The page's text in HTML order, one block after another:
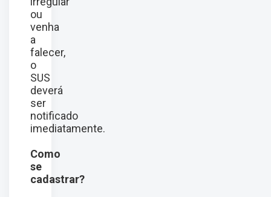
ou
venha
a
falecer,
o
SUS
deverá
ser
notificado
imediatamente.
Como
se
cadastrar?